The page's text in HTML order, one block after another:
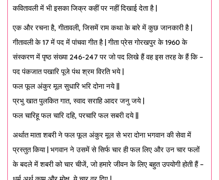
कवितावली में भी इसका जिक्र कहीं पर नहीं दिखाई देता है |
एक और रचना है, गीतावली, जिसमें राम कथा के बारे में कुछ जानकारी है |
गीतावली के 17 में पद में पांचवा गीत है | गीता प्रेस गोरखपुर के 1960 के
संस्करण में पृष्ठ संख्या 246-247 पर जो पद लिखे हैं वह इस तरह के हैं कि –
पद पंकजात पखारि पूजे पंथ श्रम विरति भये |
फल फूल अंकुर मूल सुधारि भरि दोना नये ||
प्रभु खात पुलकित गात, स्वाद सराहि आदर जनु जये |
फल चारिहू फल चारि दहि, परचारि फल सबरी दये ||
अर्थात माता शबरी ने फल फूल अंकुर मूल से भरा दोना भगवान की सेवा में
प्रस्तुत किया | भगवान ने उसमें से सिर्फ चार ही फल लिए और उन चार फलों
के बदले में शबरी को चार चीजें, जो हमारे जीवन के लिए बहुत उपयोगी होती हैं –